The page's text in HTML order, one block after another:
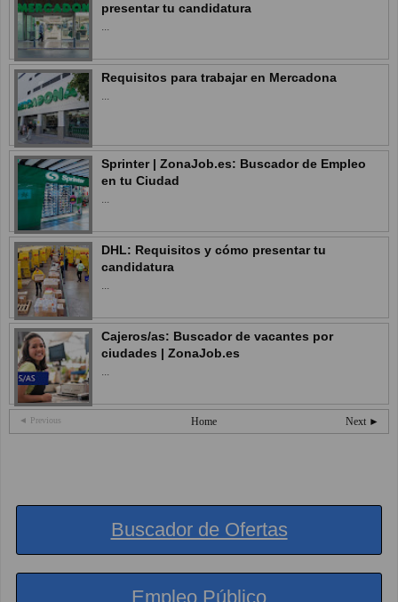
presentar tu candidatura
...
Requisitos para trabajar en Mercadona
...
Sprinter | ZonaJob.es: Buscador de Empleo
en tu Ciudad
...
DHL: Requisitos y cómo presentar tu
candidatura
...
Cajeros/as: Buscador de vacantes por
ciudades | ZonaJob.es
...
◄ Previous Next ►
Home
Buscador de Ofertas
Empleo Público